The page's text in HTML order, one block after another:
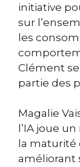
initiative
sur
les
Clément
partie des
Magalie
l’IA joue
la maturité
améliorant